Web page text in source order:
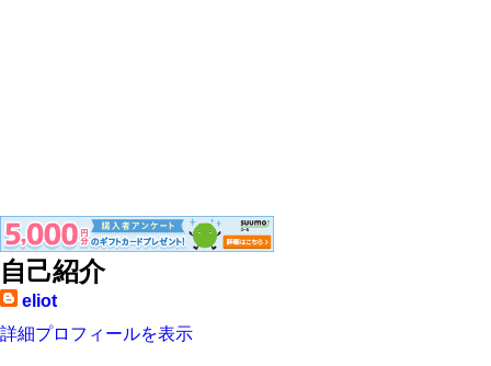
自己紹介
eliot
詳細プロフィールを表示